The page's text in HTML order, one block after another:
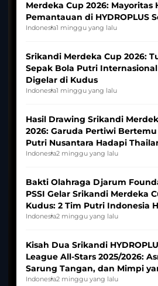
Merdeka Cup 2026: Mayoritas
Pemantauan di HYDROPLUS
League
Indonesia1 minggu yang lalu
Srikandi Merdeka Cup 2026:
Sepak Bola Putri
Digelar di Kudus
Indonesia1 minggu yang lalu
Hasil Drawing Srikandi
2026: Garuda Pertiwi Bertemu
Putri Nusantara Hadapi
Indonesia2 minggu yang lalu
Bakti Olahraga Djarum
PSSI Gelar Srikandi Merdeka
Kudus: 2 Tim Putri Indonesia
Tim Asia
Indonesia2 minggu yang lalu
Kisah Dua Srikandi
League All-Stars 2025/2026:
Sarung Tangan, dan Mimpi
Pernah Padam
Indonesia2 minggu yang lalu